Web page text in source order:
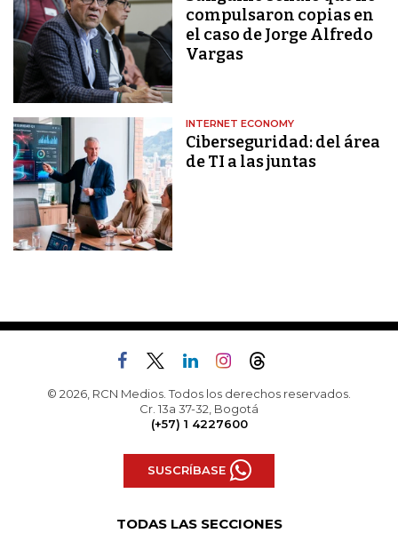
compulsaron copias en
el caso de Jorge Alfredo
Vargas
INTERNET ECONOMY
Ciberseguridad: del área
de TI a las juntas
© 2026, RCN Medios. Todos los derechos reservados.
Cr. 13a 37-32, Bogotá
(+57) 1 4227600
SUSCRÍBASE
TODAS LAS SECCIONES